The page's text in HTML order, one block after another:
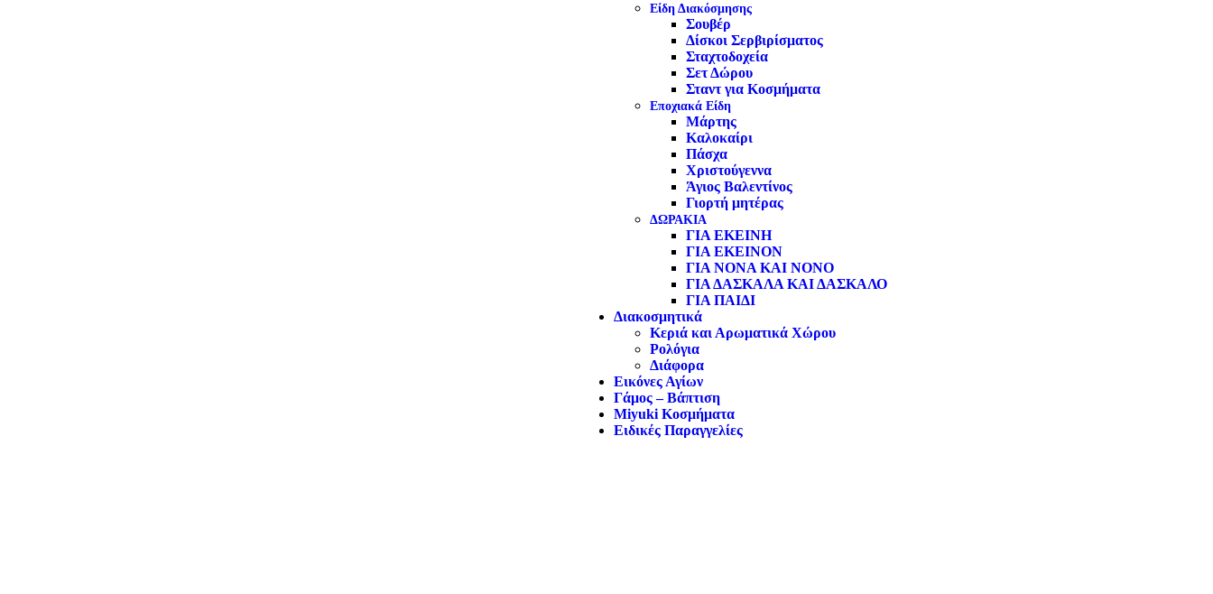
Είδη Διακόσμησης
Σουβέρ
Δίσκοι Σερβιρίσματος
Σταχτοδοχεία
Σετ Δώρου
Σταντ για Κοσμήματα
Εποχιακά Είδη
Μάρτης
Καλοκαίρι
Πάσχα
Χριστούγεννα
Άγιος Βαλεντίνος
Γιορτή μητέρας
ΔΩΡΑΚΙΑ
ΓΙΑ ΕΚΕΙΝΗ
ΓΙΑ ΕΚΕΙΝΟΝ
ΓΙΑ ΝΟΝΑ ΚΑΙ ΝΟΝΟ
ΓΙΑ ΔΑΣΚΑΛΑ ΚΑΙ ΔΑΣΚΑΛΟ
ΓΙΑ ΠΑΙΔΙ
Διακοσμητικά
Κεριά και Αρωματικά Χώρου
Ρολόγια
Διάφορα
Εικόνες Αγίων
Γάμος – Βάπτιση
Miyuki Κοσμήματα
Ειδικές Παραγγελίες